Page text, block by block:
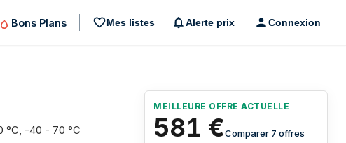
Bons Plans Mes listes Alerte prix Connexion
°C, -40 - 70 °C
MEILLEURE OFFRE ACTUELLE
581 €Comparer 7 offres